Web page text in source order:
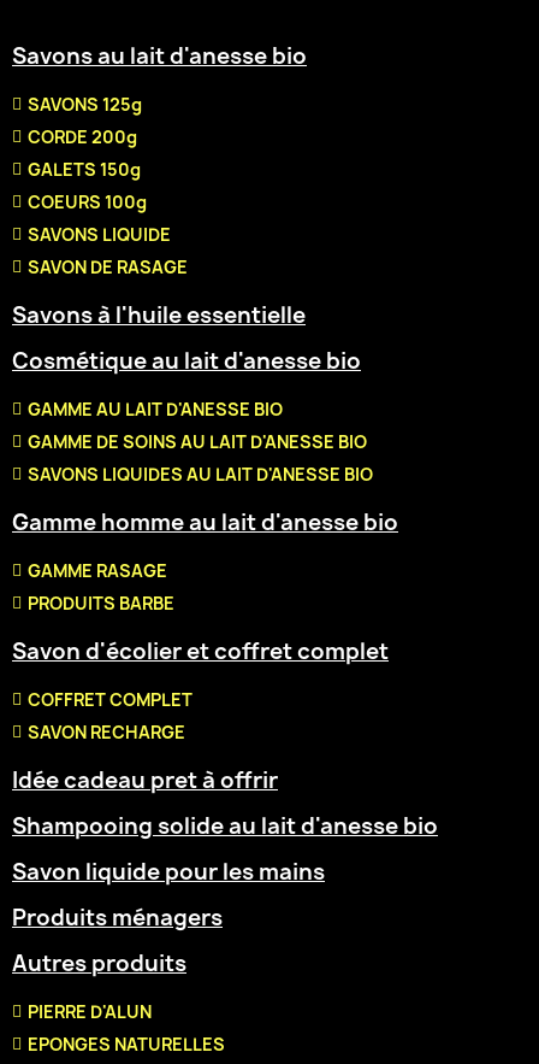
Savons au lait d'anesse bio
SAVONS 125g
CORDE 200g
GALETS 150g
COEURS 100g
SAVONS LIQUIDE
SAVON DE RASAGE
Savons à l'huile essentielle
Cosmétique au lait d'anesse bio
GAMME AU LAIT D'ANESSE BIO
GAMME DE SOINS AU LAIT D'ANESSE BIO
SAVONS LIQUIDES AU LAIT D'ANESSE BIO
Gamme homme au lait d'anesse bio
GAMME RASAGE
PRODUITS BARBE
Savon d'écolier et coffret complet
COFFRET COMPLET
SAVON RECHARGE
Idée cadeau pret à offrir
Shampooing solide au lait d'anesse bio
Savon liquide pour les mains
Produits ménagers
Autres produits
PIERRE D'ALUN
EPONGES NATURELLES